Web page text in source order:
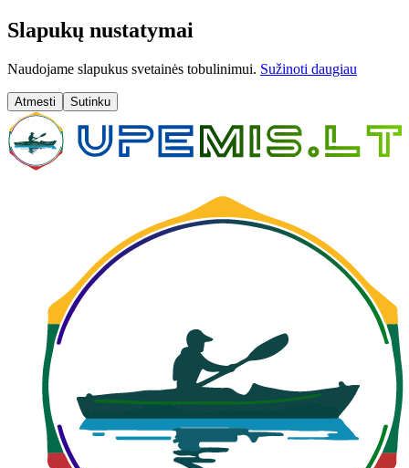
Slapukų nustatymai
Naudojame slapukus svetainės tobulinimui. Sužinoti daugiau
Atmesti Sutinku